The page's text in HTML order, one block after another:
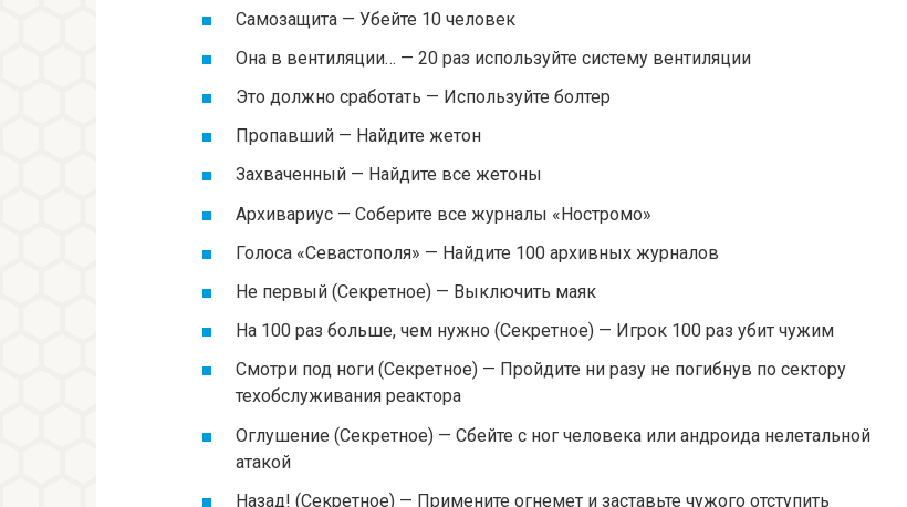
Самозащита — Убейте 10 человек
Она в вентиляции… — 20 раз используйте систему вентиляции
Это должно сработать — Используйте болтер
Пропавший — Найдите жетон
Захваченный — Найдите все жетоны
Архивариус — Соберите все журналы «Ностромо»
Голоса «Севастополя» — Найдите 100 архивных журналов
Не первый (Секретное) — Выключить маяк
На 100 раз больше, чем нужно (Секретное) — Игрок 100 раз убит чужим
Смотри под ноги (Секретное) — Пройдите ни разу не погибнув по сектору
техобслуживания реактора
Оглушение (Секретное) — Сбейте с ног человека или андроида нелетальной
атакой
Назад! (Секретное) — Примените огнемет и заставьте чужого отступить